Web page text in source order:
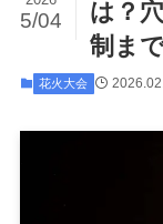
は？
制ま
5/04
花火大会